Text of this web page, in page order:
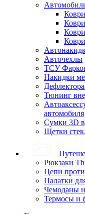
Авточехлы
ТСУ
Накидки
Тюнинг
автомобиля
Сумки 3D
Щетки
Рюкзаки
Цепи
Палатки
Чемоданы
Термосы и